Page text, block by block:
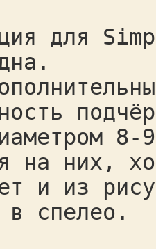
для
на них,
и из
в спелео.